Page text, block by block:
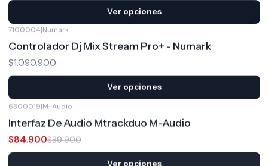
Ver opciones
7100004|Numark
Controlador Dj Mix Stream Pro+ - Numark
$1.090.900
Ver opciones
-6%OFF
6300019|M-Audio
Interfaz De Audio Mtrackduo M-Audio
$84.900$89.900
Ver opciones